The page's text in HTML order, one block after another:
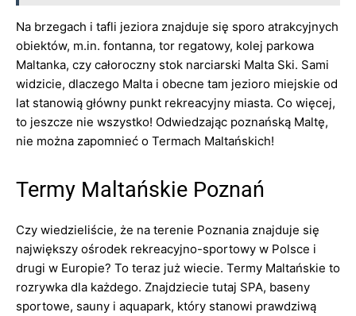
Na brzegach i tafli jeziora znajduje się sporo atrakcyjnych
obiektów, m.in. fontanna, tor regatowy, kolej parkowa
Maltanka, czy całoroczny stok narciarski Malta Ski. Sami
widzicie, dlaczego Malta i obecne tam jezioro miejskie od
lat stanowią główny punkt rekreacyjny miasta. Co więcej,
to jeszcze nie wszystko! Odwiedzając poznańską Maltę,
nie można zapomnieć o Termach Maltańskich!
Termy Maltańskie Poznań
Czy wiedzieliście, że na terenie Poznania znajduje się
największy ośrodek rekreacyjno-sportowy w Polsce i
drugi w Europie? To teraz już wiecie. Termy Maltańskie to
rozrywka dla każdego. Znajdziecie tutaj SPA, baseny
sportowe, sauny i aquapark, który stanowi prawdziwą